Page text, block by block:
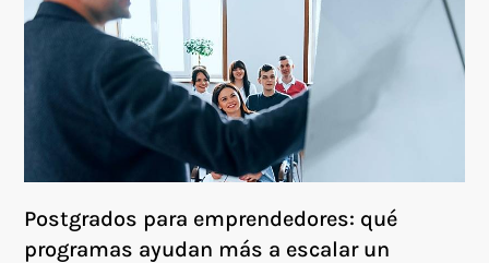
Postgrados para emprendedores: qué
programas ayudan más a escalar un